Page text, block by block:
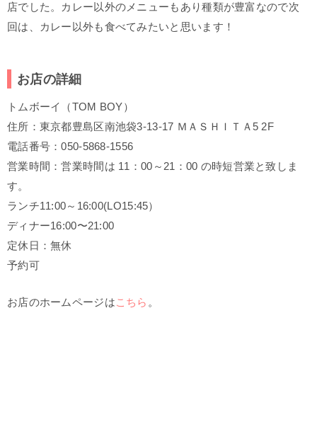
店でした。カレー以外のメニューもあり種類が豊富なので次
回は、カレー以外も食べてみたいと思います！
お店の詳細
トムボーイ（TOM BOY）
住所：東京都豊島区南池袋3-13-17 ＭＡＳＨＩＴＡ5 2F
電話番号：050-5868-1556
営業時間：営業時間は 11：00～21：00 の時短営業と致しま
す。
ランチ11:00～16:00(LO15:45）
ディナー16:00〜21:00
定休日：無休
予約可
お店のホームページはこちら 。